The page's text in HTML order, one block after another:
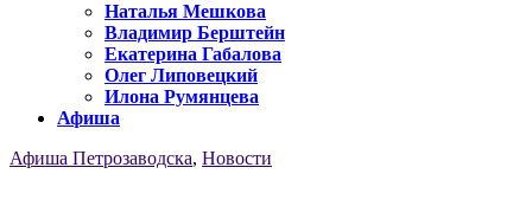
Наталья Мешкова
Владимир Берштейн
Екатерина Габалова
Олег Липовецкий
Илона Румянцева
Афиша
Афиша Петрозаводска, Новости